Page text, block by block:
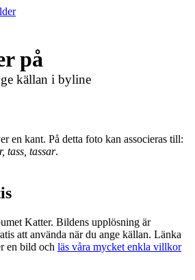
på
källan i byline
en kant. På detta foto kan associeras till:
tass, tassar.
Katter. Bildens upplösning är
att använda när du ange källan. Länka
en bild och läs våra mycket enkla villkor